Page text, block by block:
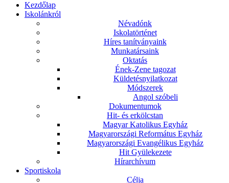
Kezdőlap
Iskolánkról
Névadónk
Iskolatörténet
Híres tanítványaink
Munkatársaink
Oktatás
Ének-Zene tagozat
Küldetésnyilatkozat
Módszerek
Angol szóbeli
Dokumentumok
Hit- és erkölcstan
Magyar Katolikus Egyház
Magyarországi Református Egyház
Magyarországi Evangélikus Egyház
Hit Gyülekezete
Hírarchívum
Sportiskola
Célja